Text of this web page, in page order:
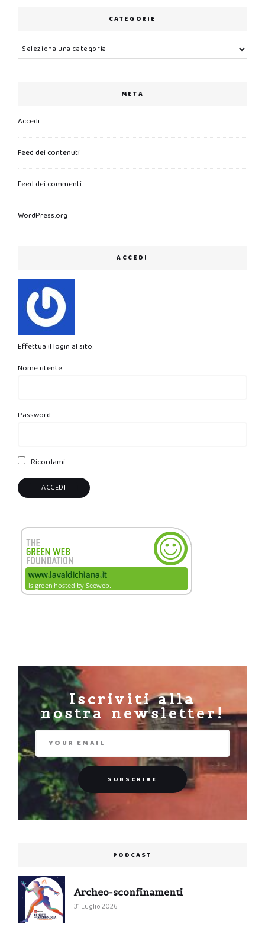
CATEGORIE
Categorie
META
Accedi
Feed dei contenuti
Feed dei commenti
WordPress.org
ACCEDI
Effettua il login al sito.
Nome utente
Password
Ricordami
Iscriviti alla
nostra newsletter!
PODCAST
Archeo-sconfinamenti
31 Luglio 2026